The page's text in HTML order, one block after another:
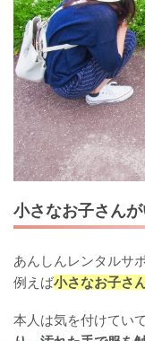
小さなお子さん
あんしんレンタルサ
例えば小さなお子さ
本人は気を付けていて